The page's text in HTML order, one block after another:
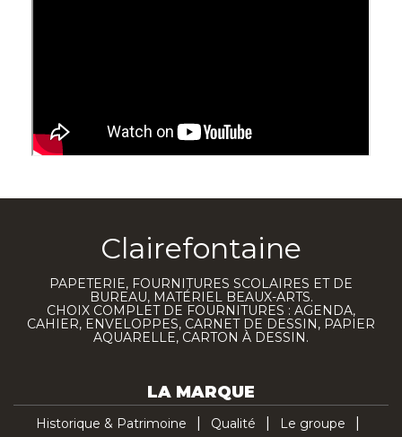
Clairefontaine
PAPETERIE, FOURNITURES SCOLAIRES ET DE
BUREAU, MATÉRIEL BEAUX-ARTS.
CHOIX COMPLET DE FOURNITURES : AGENDA,
CAHIER, ENVELOPPES, CARNET DE DESSIN, PAPIER
AQUARELLE, CARTON À DESSIN.
LA MARQUE
Historique & Patrimoine Qualité
Le groupe